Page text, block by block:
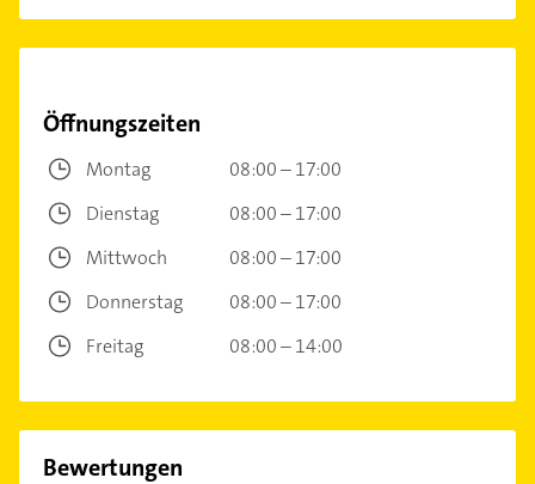
Öffnungszeiten
Montag
08:00 – 17:00
Dienstag
08:00 – 17:00
Mittwoch
08:00 – 17:00
Donnerstag
08:00 – 17:00
Freitag
08:00 – 14:00
Bewertungen